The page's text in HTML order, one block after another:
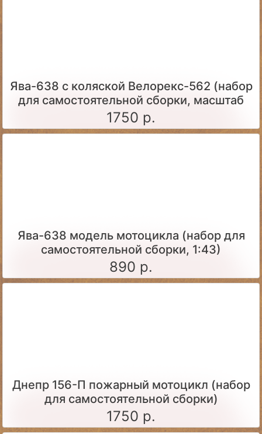
Ява-638 с коляской Велорекс-562 (набор
для самостоятельной сборки, масштаб
1:43)
1750 р.
Ява-638 модель мотоцикла (набор для
самостоятельной сборки, 1:43)
890 р.
Днепр 156-П пожарный мотоцикл (набор
для самостоятельной сборки)
1750 р.